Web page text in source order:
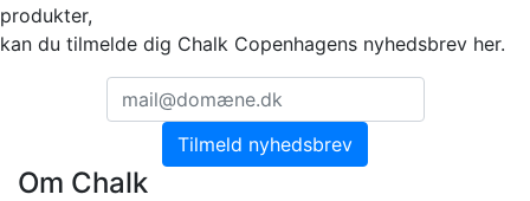
produkter,
kan du tilmelde dig Chalk Copenhagens nyhedsbrev her.
Om Chalk